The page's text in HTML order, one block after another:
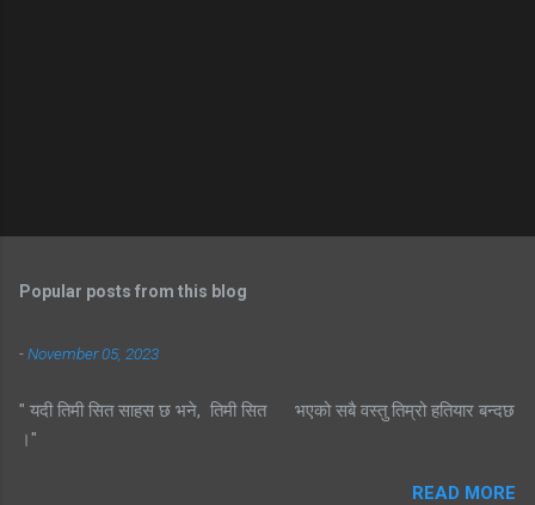
Popular posts from this blog
-November 05, 2023
" यदी तिमी सित साहस छ भने, तिमी सित भएको सबै वस्तु तिम्रो हतियार बन्दछ
।"
READ MORE